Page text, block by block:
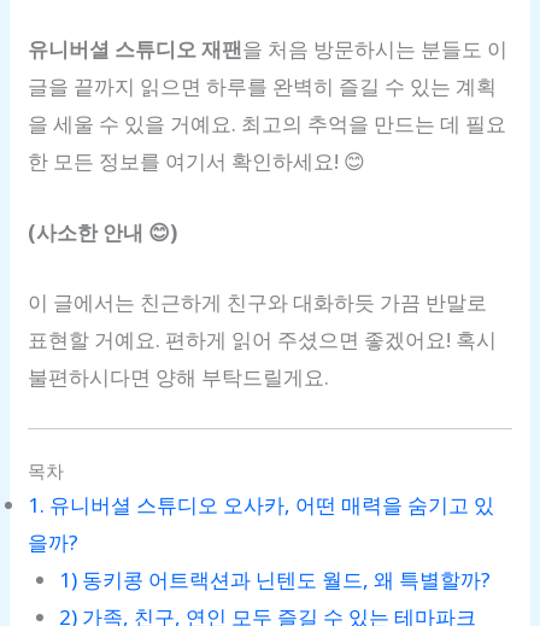
유니버셜 스튜디오 재팬을 처음 방문하시는 분들도 이
글을 끝까지 읽으면 하루를 완벽히 즐길 수 있는 계획
을 세울 수 있을 거예요. 최고의 추억을 만드는 데 필요
한 모든 정보를 여기서 확인하세요! 😊
(사소한 안내 😊)
이 글에서는 친근하게 친구와 대화하듯 가끔 반말로
표현할 거예요. 편하게 읽어 주셨으면 좋겠어요! 혹시
불편하시다면 양해 부탁드릴게요.
목차
1. 유니버셜 스튜디오 오사카, 어떤 매력을 숨기고 있
을까?
1) 동키콩 어트랙션과 닌텐도 월드, 왜 특별할까?
2) 가족, 친구, 연인 모두 즐길 수 있는 테마파크